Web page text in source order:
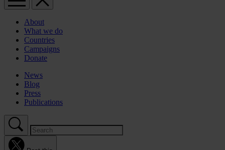
About
What we do
Countries
Campaigns
Donate
News
Blog
Press
Publications